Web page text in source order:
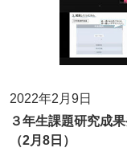
2022年2月9日
３年生課題研究成
（2月8日）